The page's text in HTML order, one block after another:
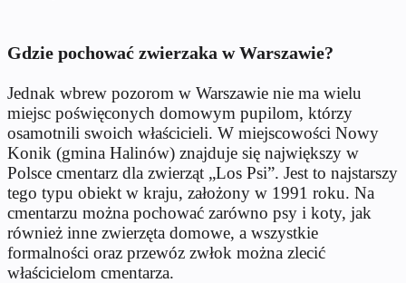
Gdzie pochować zwierzaka w Warszawie?
Jednak wbrew pozorom w Warszawie nie ma wielu
miejsc poświęconych domowym pupilom, którzy
osamotnili swoich właścicieli. W miejscowości Nowy
Konik (gmina Halinów) znajduje się największy w
Polsce cmentarz dla zwierząt „Los Psi”. Jest to najstarszy
tego typu obiekt w kraju, założony w 1991 roku. Na
cmentarzu można pochować zarówno psy i koty, jak
również inne zwierzęta domowe, a wszystkie
formalności oraz przewóz zwłok można zlecić
właścicielom cmentarza.